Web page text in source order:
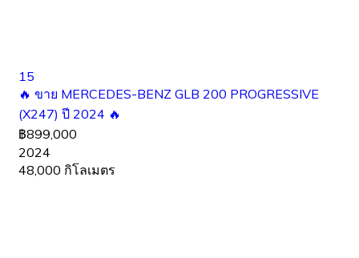
15
🔥 ขาย MERCEDES-BENZ GLB 200 PROGRESSIVE
(X247) ปี 2024 🔥
฿899,000
2024
48,000 กิโลเมตร